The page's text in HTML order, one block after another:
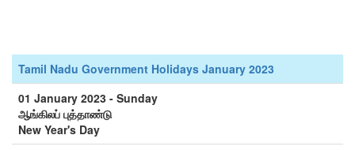
Tamil Nadu Government Holidays January 2023
01 January 2023 - Sunday
ஆங்கிலப் புத்தாண்டு
New Year's Day